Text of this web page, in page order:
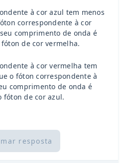
à cor azul tem menos
correspondente à cor
comprimento de onda é
de cor vermelha.
à cor vermelha tem
o fóton correspondente à
comprimento de onda é
fóton de cor azul.
resposta